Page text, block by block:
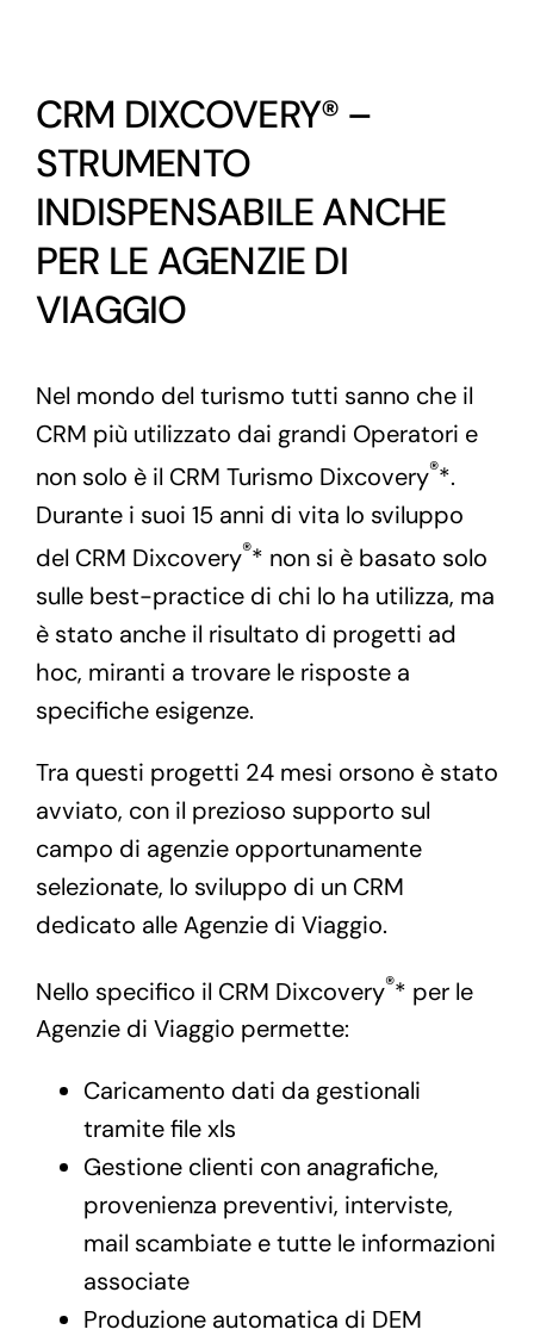
CRM DIXCOVERY® –
STRUMENTO
INDISPENSABILE ANCHE
PER LE AGENZIE DI
VIAGGIO
Nel mondo del turismo tutti sanno che il
CRM più utilizzato dai grandi Operatori e
non solo è il CRM Turismo Dixcovery®*.
Durante i suoi 15 anni di vita lo sviluppo
del CRM Dixcovery®* non si è basato solo
sulle best-practice di chi lo ha utilizza, ma
è stato anche il risultato di progetti ad
hoc, miranti a trovare le risposte a
specifiche esigenze.
Tra questi progetti 24 mesi orsono è stato
avviato, con il prezioso supporto sul
campo di agenzie opportunamente
selezionate, lo sviluppo di un CRM
dedicato alle Agenzie di Viaggio.
Nello specifico il CRM Dixcovery®* per le
Agenzie di Viaggio permette:
Caricamento dati da gestionali
tramite file xls
Gestione clienti con anagrafiche,
provenienza preventivi, interviste,
mail scambiate e tutte le informazioni
associate
Produzione automatica di DEM